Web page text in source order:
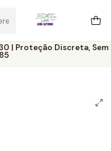
| Proteção Discreta, Sem